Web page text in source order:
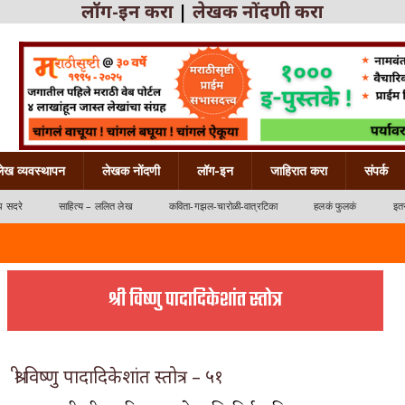
लॉग-इन करा | लेखक नोंदणी करा
व्यवस्थापन लेखक नोंदणी लॉग-इन जाहिरात करा संपर्क
सदरे साहित्य – ललित लेख कविता-गझल-चारोळी-वात्रटिका हलकं फुलकं
श्री विष्णु पादादिकेशांत स्तोत्र
श्री विष्णु पादादिकेशांत स्तोत्र – ५१